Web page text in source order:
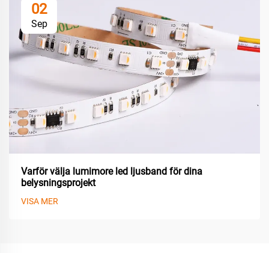
02
Sep
Varför välja lumimore led ljusband för dina
belysningsprojekt
VISA MER